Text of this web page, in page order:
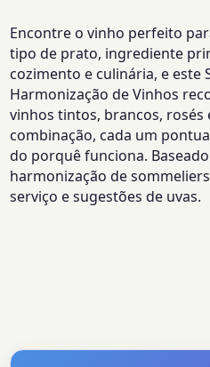
Encontre o vinho perfeito
tipo de prato, ingrediente
cozimento e culinária, e este
Harmonização de Vinhos
vinhos tintos, brancos, rosés
combinação, cada um
do porquê funciona.
harmonização de
serviço e sugestões de uvas.